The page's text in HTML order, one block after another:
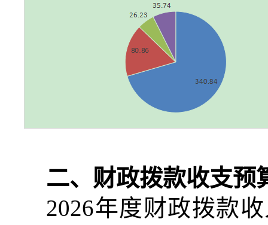
二、财政拨款收支预
2026年度财政拨款